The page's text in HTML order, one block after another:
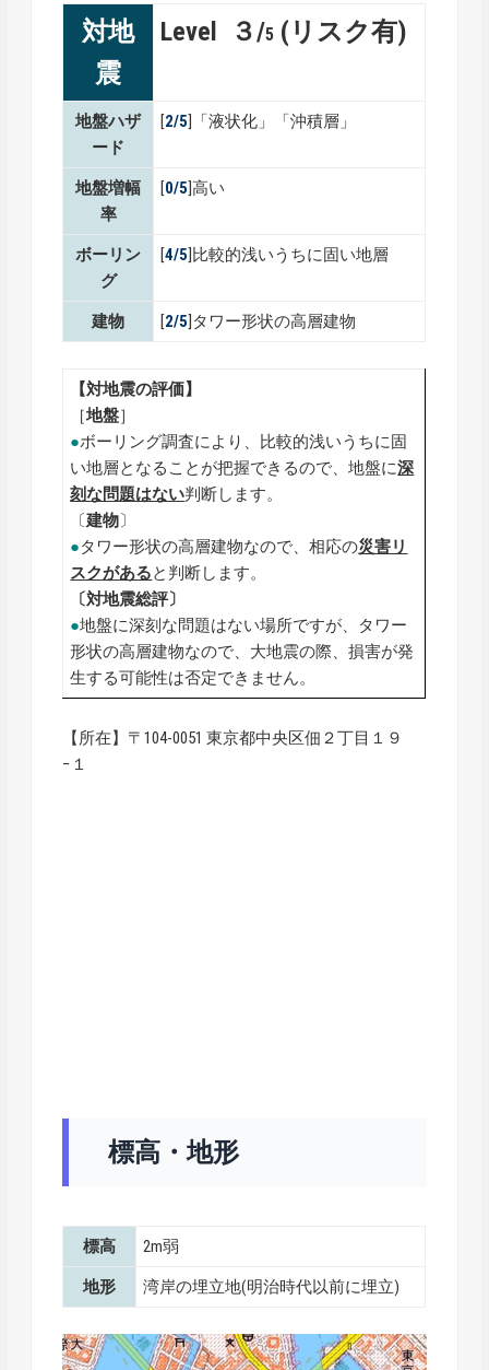
対地
震
Level ３/5 (リスク有)
地盤ハザ
ード
[2/5]「液状化」「沖積層」
地盤増幅
率
[0/5]高い
ボーリン
グ
[4/5]比較的浅いうちに固い地層
建物 [2/5]タワー形状の高層建物
【対地震の評価】
［地盤］
●ボーリング調査により、比較的浅いうちに固
い地層となることが把握できるので、地盤に深
刻な問題はない判断します。
〔建物〕
●タワー形状の高層建物なので、相応の災害リ
スクがあると判断します。
〔対地震総評〕
●地盤に深刻な問題はない場所ですが、タワー
形状の高層建物なので、大地震の際、損害が発
生する可能性は否定できません。
【所在】〒104-0051 東京都中央区佃２丁目１９
−１
標高・地形
標高 2m弱
地形 湾岸の埋立地(明治時代以前に埋立)